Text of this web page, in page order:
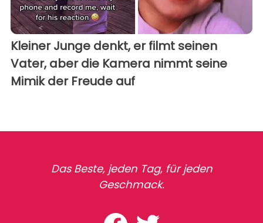
Kleiner Junge denkt, er filmt seinen
Vater, aber die Kamera nimmt seine
Mimik der Freude auf
Das Beste, jeden Tag, für jeden
Geschmack.